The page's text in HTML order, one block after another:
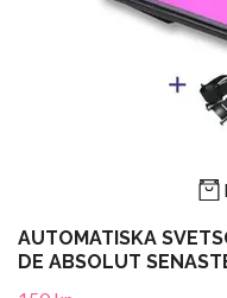
AUTOMATISKA
DE ABSOLUT